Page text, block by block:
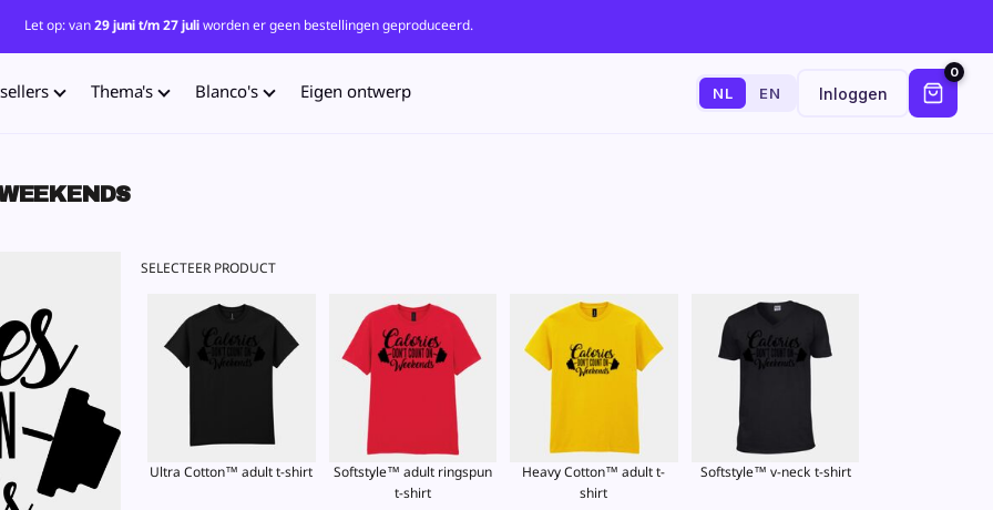
Let op: van29 juni t/m 27 juliworden er geen bestellingen geproduceerd.
Thema's Blanco's Eigen ontwerp NL EN Inloggen
0
SELECTEER PRODUCT
Ultra Cotton™ adult t-shirt
Softstyle™ adult ringspun
t-shirt
Heavy Cotton™ adult t-
shirt
Softstyle™ v-neck t-shirt